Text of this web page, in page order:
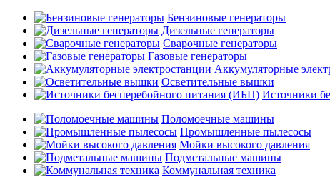
Бензиновые генераторы
Дизельные генераторы
Сварочные генераторы
Газовые генераторы
Аккумуляторные
Осветительные вышки
Источники
Поломоечные машины
Промышленные пылесосы
Мойки высокого давления
Подметальные машины
Коммунальная техника